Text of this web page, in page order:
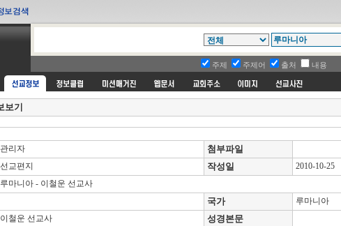
주제 주제어 출처 내용
보기
관리자
첨부파일
선교편지 작성일 2010-10-25
루마니아 - 이철운 선교사
국가 루마니아
이철운 선교사
성경본문